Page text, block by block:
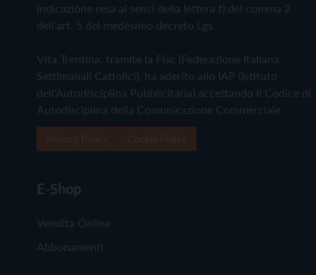
Indicazione resa ai sensi della lettera f) del comma 2
dell'art. 5 del medesimo decreto Lgs.
Vita Trentina, tramite la Fisc (Federazione Italiana
Settimanali Cattolici), ha aderito allo IAP (Istituto
dell'Autodisciplina Pubblicitaria) accettando il Codice di
Autodisciplina della Comunicazione Commerciale
E-Shop
Vendita Online
Abbonamenti